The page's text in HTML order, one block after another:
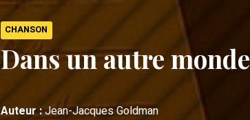
CHANSON
Dans un autre monde
Auteur :Jean-Jacques Goldman